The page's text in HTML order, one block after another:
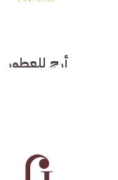
أرج للعطور